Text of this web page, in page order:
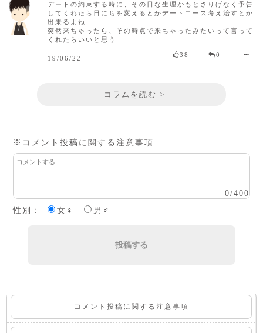
デートの約束する時に、その日な生理かもとさりげなく予告
してくれたら日にちを変えるとかデートコース考え治すとか
出来るよね
突然来ちゃったら、その時点で来ちゃったみたいって言って
くれたらいいと思う
19/06/22 38 0
コラムを読む >
※コメント投稿に関する注意事項
0/400
性別：
女♀ 男♂
投稿する
コメント投稿に関する注意事項